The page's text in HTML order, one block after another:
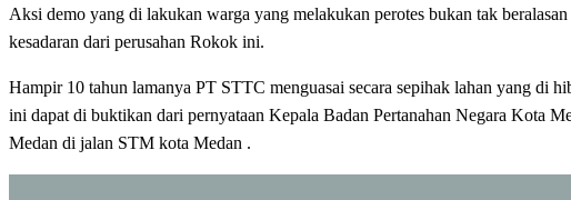
Aksi demo yang di lakukan warga yang melakukan perotes bukan tak
kesadaran dari perusahan Rokok ini.
Hampir 10 tahun lamanya PT STTC menguasai secara sepihak lahan yang di
ini dapat di buktikan dari pernyataan Kepala Badan Pertanahan Negara Kota
Medan di jalan STM kota Medan .